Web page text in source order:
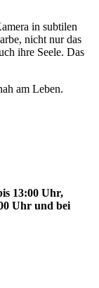
in subtilen
nicht nur das
ihre Seele. Das
am Leben.
13:00 Uhr,
Uhr und bei